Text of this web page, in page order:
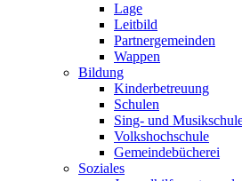
Lage
Leitbild
Partnergemeinden
Wappen
Bildung
Kinderbetreuung
Schulen
Sing- und
Volkshochschule
Gemeindebücherei
Soziales